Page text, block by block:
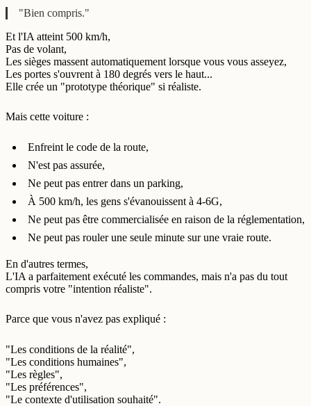
"Bien compris."
Et l'IA atteint 500 km/h,
Pas de volant,
Les sièges massent automatiquement lorsque vous vous asseyez,
Les portes s'ouvrent à 180 degrés vers le haut...
Elle crée un "prototype théorique" si réaliste.
Mais cette voiture :
Enfreint le code de la route,
N'est pas assurée,
Ne peut pas entrer dans un parking,
À 500 km/h, les gens s'évanouissent à 4-6G,
Ne peut pas être commercialisée en raison de la réglementation,
Ne peut pas rouler une seule minute sur une vraie route.
En d'autres termes,
L'IA a parfaitement exécuté les commandes, mais n'a pas du tout
compris votre "intention réaliste".
Parce que vous n'avez pas expliqué :
"Les conditions de la réalité",
"Les conditions humaines",
"Les règles",
"Les préférences",
"Le contexte d'utilisation souhaité".